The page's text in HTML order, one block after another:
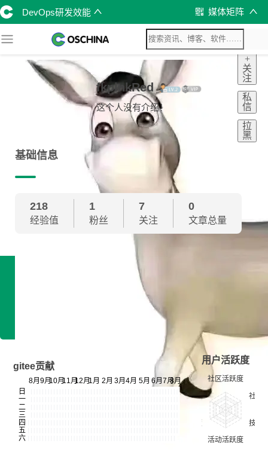
DevOps研发效能 媒体矩阵
fkpinkRed
这个人没有介绍！
+
关
注
私
信
拉
黑
基础信息
218
经验值
1
粉丝
7
关注
0
文章总量
gitee贡献
用户活跃度